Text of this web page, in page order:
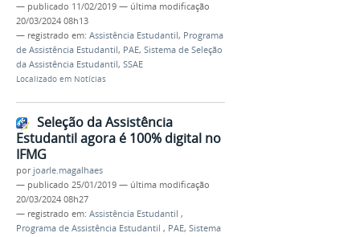
— publicado 11/02/2019 — última modificação
20/03/2024 08h13
— registrado em: Assistência Estudantil, Programa
de Assistência Estudantil, PAE, Sistema de Seleção
da Assistência Estudantil, SSAE
Localizado em Notícias
Seleção da Assistência
Estudantil agora é 100% digital no
IFMG
por joarle.magalhaes
— publicado 25/01/2019 — última modificação
20/03/2024 08h27
— registrado em: Assistência Estudantil ,
Programa de Assistência Estudantil , PAE, Sistema